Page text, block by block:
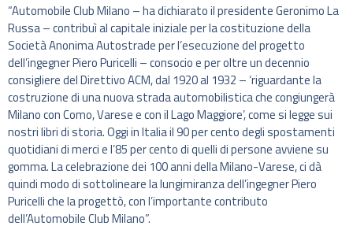
“Automobile Club Milano – ha dichiarato il presidente Geronimo La
Russa – contribuì al capitale iniziale per la costituzione della
Società Anonima Autostrade per l’esecuzione del progetto
dell’ingegner Piero Puricelli – consocio e per oltre un decennio
consigliere del Direttivo ACM, dal 1920 al 1932 – ‘riguardante la
costruzione di una nuova strada automobilistica che congiungerà
Milano con Como, Varese e con il Lago Maggiore’, come si legge sui
nostri libri di storia. Oggi in Italia il 90 per cento degli spostamenti
quotidiani di merci e l’85 per cento di quelli di persone avviene su
gomma. La celebrazione dei 100 anni della Milano-Varese, ci dà
quindi modo di sottolineare la lungimiranza dell’ingegner Piero
Puricelli che la progettò, con l’importante contributo
dell’Automobile Club Milano”.